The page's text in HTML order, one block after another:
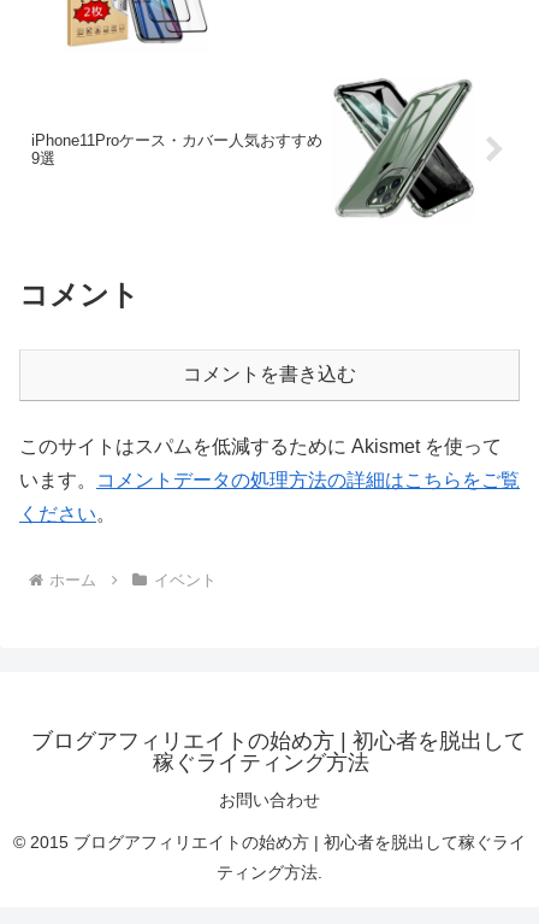
iPhone11Proケース・カバー人気おすすめ
9選
コメント
コメントを書き込む
このサイトはスパムを低減するために Akismet を使って
います。
コメントデータの処理方法の詳細はこちらをご覧
ください。
ホーム イベント
ブログアフィリエイトの始め方 | 初心者を脱出して
稼ぐライティング方法
お問い合わせ
© 2015 ブログアフィリエイトの始め方 | 初心者を脱出して稼ぐライ
ティング方法.